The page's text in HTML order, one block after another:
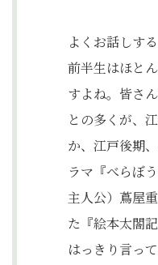
よくお話しす
前半生はほと
すよね。皆さ
との多くが、
か、江戸後期
ラマ『べらぼ
主人公）蔦屋
た『絵本太閤
はっきり言っ